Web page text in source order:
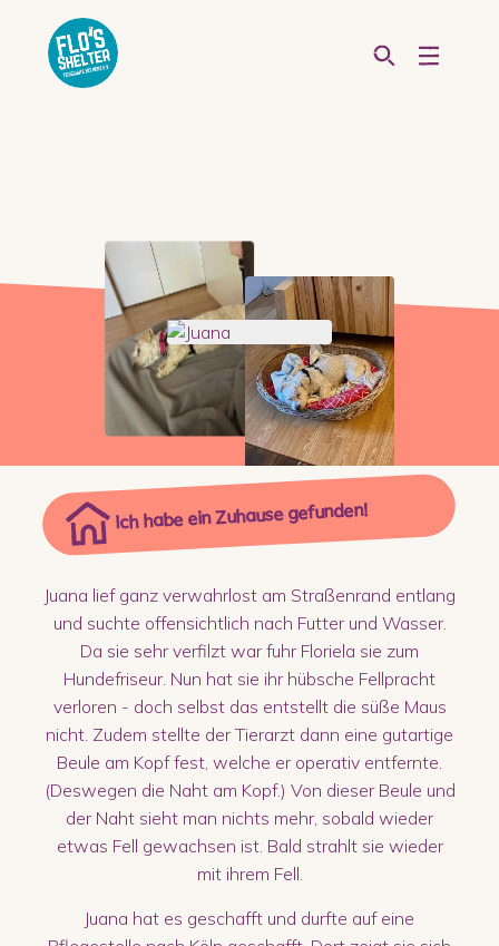
Ich habe ein Zuhause gefunden!
Juana lief ganz verwahrlost am Straßenrand entlang
und suchte offensichtlich nach Futter und Wasser.
Da sie sehr verfilzt war fuhr Floriela sie zum
Hundefriseur. Nun hat sie ihr hübsche Fellpracht
verloren - doch selbst das entstellt die süße Maus
nicht. Zudem stellte der Tierarzt dann eine gutartige
Beule am Kopf fest, welche er operativ entfernte.
(Deswegen die Naht am Kopf.) Von dieser Beule und
der Naht sieht man nichts mehr, sobald wieder
etwas Fell gewachsen ist. Bald strahlt sie wieder
mit ihrem Fell.
Juana hat es geschafft und durfte auf eine